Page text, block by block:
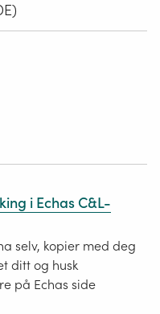
i Echas C&L-
selv, kopier med deg
ditt og husk
på Echas side